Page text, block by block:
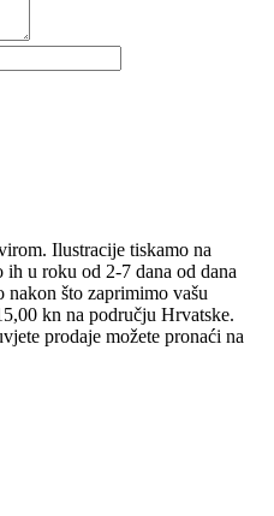
Ilustracije tiskamo na
u roku od 2-7 dana od dana
što zaprimimo vašu
kn na području Hrvatske.
prodaje možete pronaći na